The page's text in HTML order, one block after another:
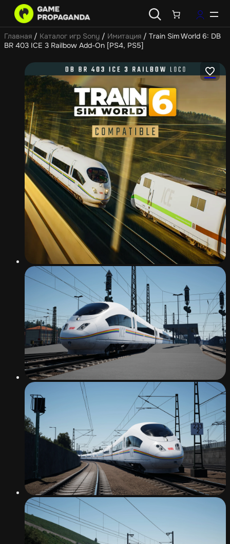
Главная / Каталог игр Sony / Имитация / Train Sim World 6: DB
BR 403 ICE 3 Railbow Add-On [PS4, PS5]